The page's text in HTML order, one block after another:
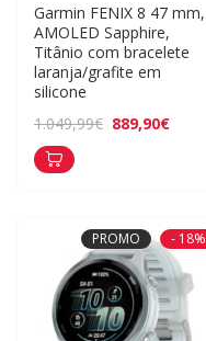
Garmin FENIX 8 47 mm,
AMOLED Sapphire,
Titânio com bracelete
laranja/grafite em
silicone
1.049,99€ 889,90€
PROMO - 18%